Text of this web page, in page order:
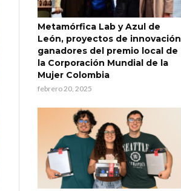
Metamórfica Lab y Azul de
León, proyectos de innovación
ganadores del premio local de
la Corporación Mundial de la
Mujer Colombia
febrero 20, 2025